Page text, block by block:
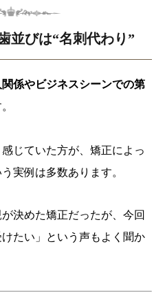
並びは“名刺代わり”
係やビジネスシーンでの第
じていた方が、矯正によっ
実例は多数あります。
決めた矯正だったが、今回
たい」という声もよく聞か